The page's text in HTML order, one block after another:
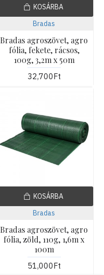
Bradas
Bradas agroszövet, agro
fólia, fekete, rácsos,
100g, 3,2m x 50m
32,700Ft
KOSÁRBA
Bradas
Bradas agroszövet, agro
fólia, zöld, 110g, 1,6m x
100m
51,000Ft
KOSÁRBA